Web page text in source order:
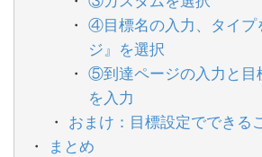
④目標名の入力、タイプ
ジ』を選択
⑤到達ページの入力と目
を入力
おまけ：目標設定でできる
まとめ